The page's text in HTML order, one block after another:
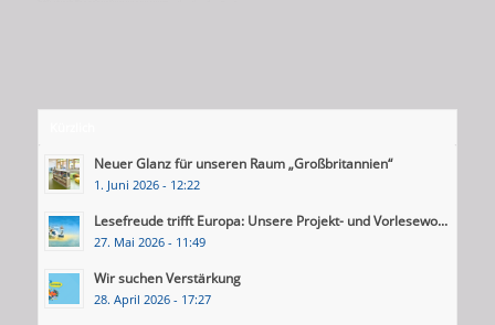
Neuer Glanz für unseren Raum „Großbritannien“
1. Juni 2026 - 12:22
Lesefreude trifft Europa: Unsere Projekt- und Vorlesewo...
27. Mai 2026 - 11:49
Wir suchen Verstärkung
28. April 2026 - 17:27